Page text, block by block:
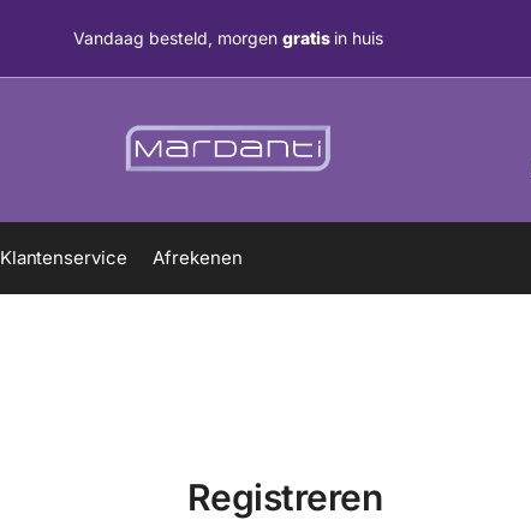
Vandaag besteld, morgen gratis in huis
Klantenservice Afrekenen
Registreren